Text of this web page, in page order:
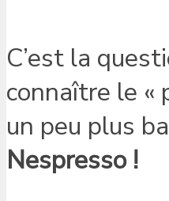
C’est la
connaître le «
un peu plus
Nespresso !